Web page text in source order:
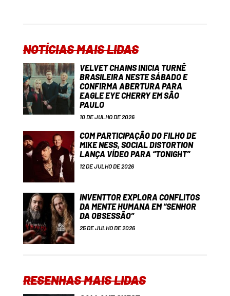
NOTÍCIAS MAIS LIDAS
VELVET CHAINS INICIA TURNÊ
BRASILEIRA NESTE SÁBADO E
CONFIRMA ABERTURA PARA
EAGLE EYE CHERRY EM SÃO
PAULO
10 DE JULHO DE 2026
COM PARTICIPAÇÃO DO FILHO DE
MIKE NESS, SOCIAL DISTORTION
LANÇA VÍDEO PARA “TONIGHT”
12 DE JULHO DE 2026
INVENTTOR EXPLORA CONFLITOS
DA MENTE HUMANA EM “SENHOR
DA OBSESSÃO”
25 DE JULHO DE 2026
RESENHAS MAIS LIDAS